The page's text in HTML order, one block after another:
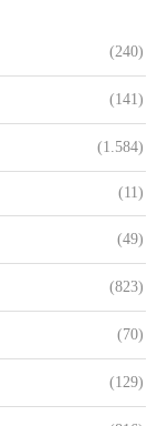
(240)
(141)
(1.584)
(11)
(49)
(823)
(70)
(129)